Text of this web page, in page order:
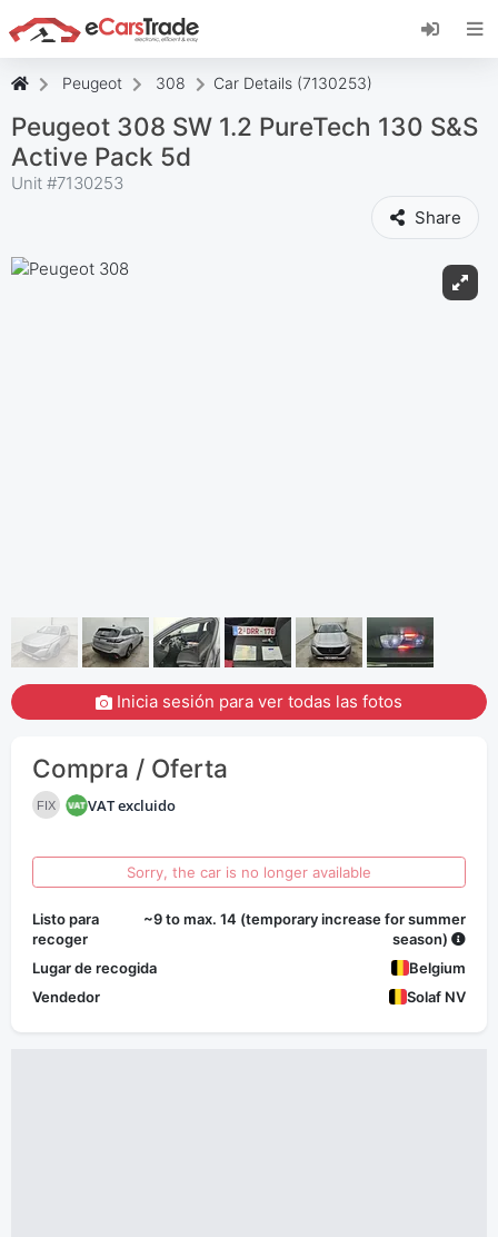
Instala la aplicación web de eCarsTrade,
añádela a tu pantalla de inicio y recibe
Peugeot 308 Car Details (7130253)
Peugeot 308 SW 1.2 PureTech 130 S&S
Active Pack 5d
Unit #7130253
Share
Inicia sesión para ver todas las fotos
Compra / Oferta
FIX VAT excluido
Sorry, the car is no longer available
Listo para
recoger
~9 to max. 14 (temporary increase for summer
season)
Lugar de recogida
Belgium
Vendedor
Solaf NV